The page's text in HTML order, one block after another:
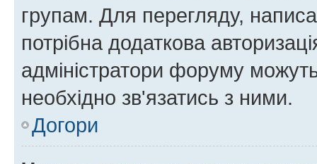
групам. Для перегляду,
потрібна додаткова
адміністратори форуму
необхідно зв'язатись з ними.
Догори